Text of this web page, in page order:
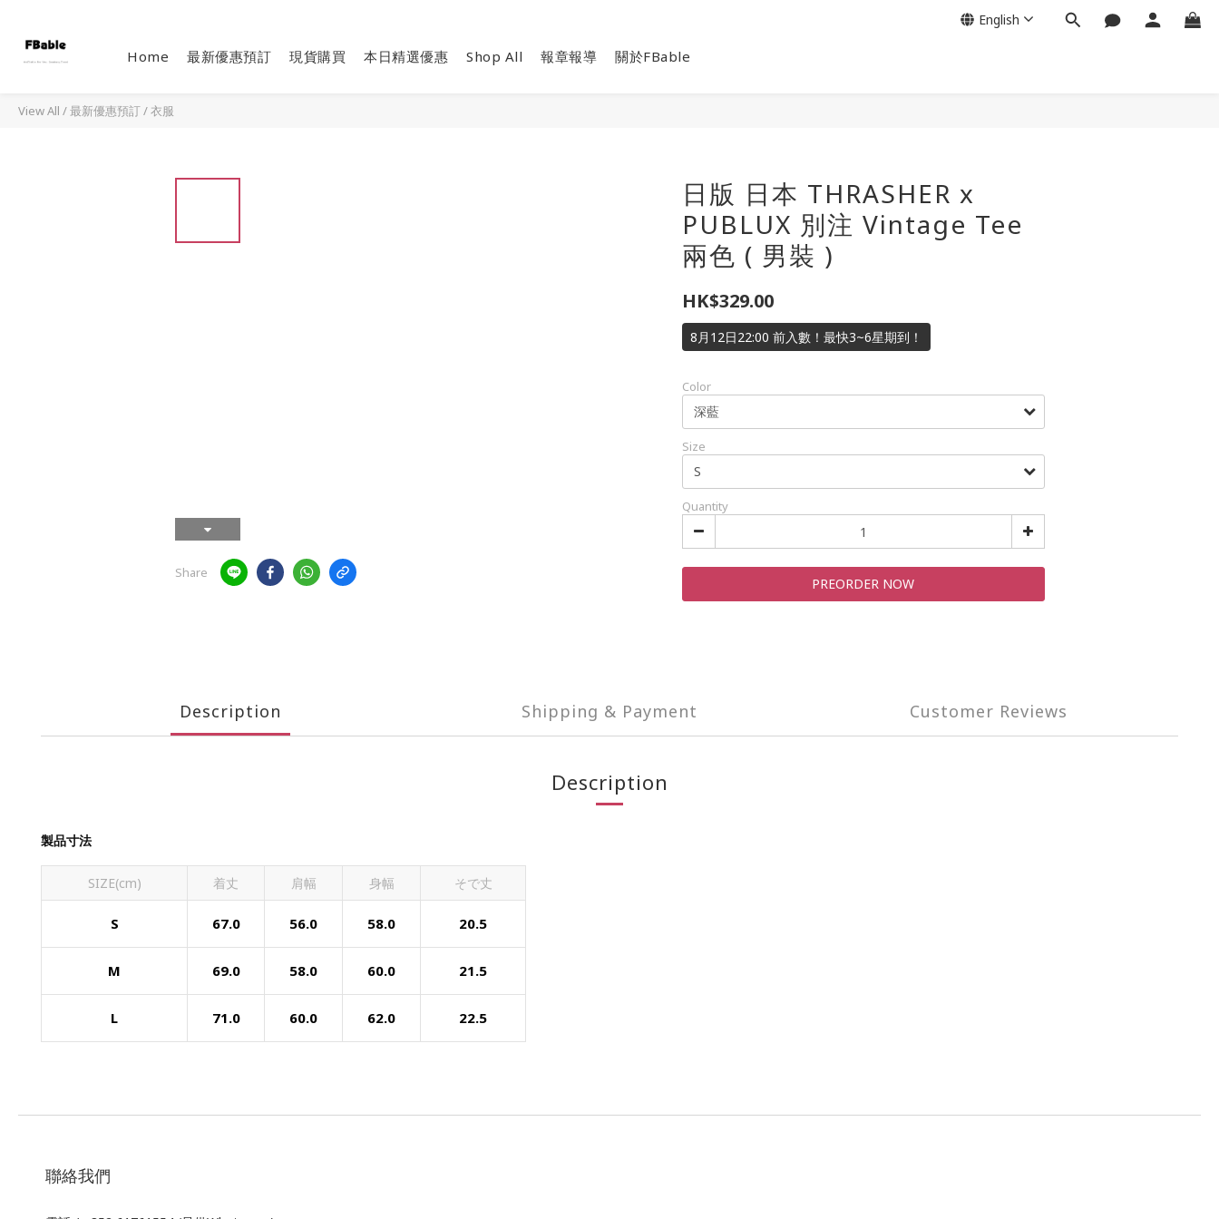
Home 最新優惠預訂 現貨購買 本日精選優惠 Shop All 報章報導 關於FBable
English
View All /最新優惠預訂/衣服
Share
日版 日本 THRASHER x
PUBLUX 別注 Vintage Tee
兩色 ( 男裝 )
HK$329.00
8月12日22:00 前入數！最快3~6星期到！
Color
Size
Quantity
PREORDER NOW
Description Shipping & Payment Customer Reviews
Description
製品寸法
SIZE(cm) 着丈 肩幅 身幅 そで丈
S 67.0 56.0 58.0 20.5
M 69.0 58.0 60.0 21.5
L 71.0 60.0 62.0 22.5
聯絡我們